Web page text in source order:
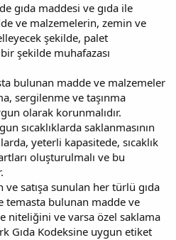
gıda maddesi ve gıda ile
ve malzemelerin, zemin ve
şekilde, palet
şekilde muhafazası
bulunan madde ve malzemeler
sergilenme ve taşınma
olarak korunmalıdır.
sıcaklıklarda saklanmasının
yeterli kapasitede, sıcaklık
oluşturulmalı ve bu
satışa sunulan her türlü gıda
temasta bulunan madde ve
niteliğini ve varsa özel saklama
Gıda Kodeksine uygun etiket